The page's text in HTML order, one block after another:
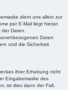
dient uns allein zur
per E-Mail liegt hieran
Daten.
Daten
und die Sicherheit
ihrer Erhebung nicht
Eingabemaske des
ist dies dann der Fall,